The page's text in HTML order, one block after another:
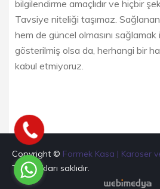
bilgilendirme amaçlıdır ve hiçbir
Tavsiye niteliği taşımaz.
hem de güncel olmasını
gösterilmiş olsa da, herhangi bir
kabul etmiyoruz.
Copyright © Formek Kasa | Karoser
Tüm hakları saklıdır.